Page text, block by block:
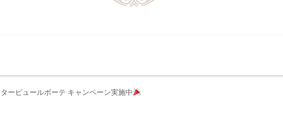
ーピュールボーテ キャンペーン実施中